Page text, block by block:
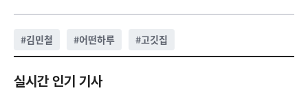
#김민철 #어떤하루 #고깃집
실시간 인기 기사